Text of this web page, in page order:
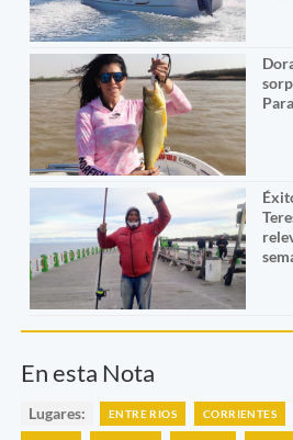
En esta Nota
Lugares: ENTRE RIOS CORRIENTES